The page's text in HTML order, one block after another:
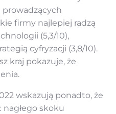
prowadzących
firmy najlepiej radzą
(5,3/10),
cyfryzacji (3,8/10).
kraj pokazuje, że
wskazują ponadto, że
nagłego skoku